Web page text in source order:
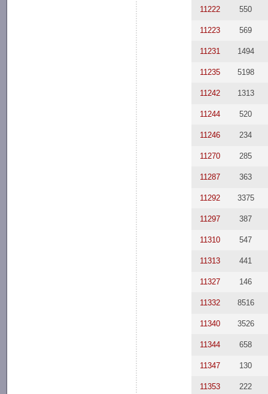
11222 550
11223 569
11231 1494
11235 5198
11242 1313
11244 520
11246 234
11270 285
11287 363
11292 3375
11297 387
11310 547
11313 441
11327 146
11332 8516
11340 3526
11344 658
11347 130
11353 222